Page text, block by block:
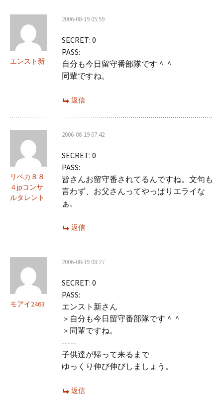
ンエンスト新
2006-08-19 05:59
SECRET: 0
PASS:
自分も今日留守番部隊です＾＾
同輩ですね。
返信
リベカ８８
４jpコンサ
ルタレント
2006-08-19 07:42
SECRET: 0
PASS:
皆さんお留守番されてるんですね。文句も
言わず、お父さんってやっぱりエライな
ぁ。
返信
モアイ2463
2006-08-19 08:27
SECRET: 0
PASS:
エンスト新さん
＞自分も今日留守番部隊です＾＾
＞同輩ですね。
-----
子供達が帰って来るまで
ゆっくり伸び伸びしましょう。
返信